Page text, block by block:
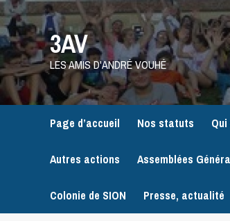
Skip
to
content
3AV
LES AMIS D'ANDRÉ VOUHÉ
Page d’accueil Nos statuts
Autres actions Assemblées
Colonie de SION Presse, actualité